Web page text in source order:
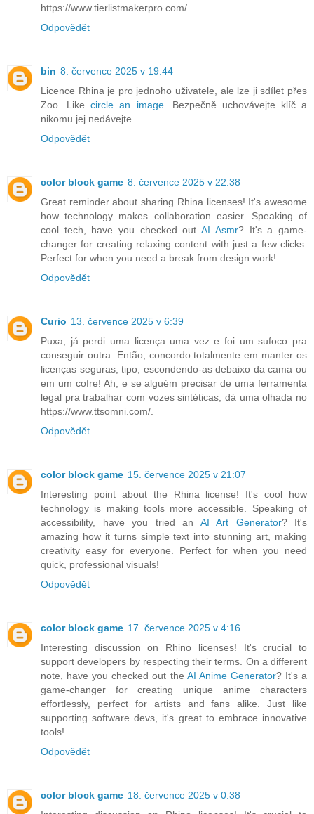
https://www.tierlistmakerpro.com/.
Odpovědět
bin 8. července 2025 v 19:44
Licence Rhina je pro jednoho uživatele, ale lze ji sdílet přes
Zoo. Likecircle an image. Bezpečně uchovávejte klíč a
nikomu jej nedávejte.
Odpovědět
color block game 8. července 2025 v 22:38
Great reminder about sharing Rhina licenses! It's awesome
how technology makes collaboration easier. Speaking of
cool tech, have you checked outAI Asmr? It's a game-
changer for creating relaxing content with just a few clicks.
Perfect for when you need a break from design work!
Odpovědět
Curio 13. července 2025 v 6:39
Puxa, já perdi uma licença uma vez e foi um sufoco pra
conseguir outra. Então, concordo totalmente em manter os
licenças seguras, tipo, escondendo-as debaixo da cama ou
em um cofre! Ah, e se alguém precisar de uma ferramenta
legal pra trabalhar com vozes sintéticas, dá uma olhada no
https://www.ttsomni.com/.
Odpovědět
color block game 15. července 2025 v 21:07
Interesting point about the Rhina license! It's cool how
technology is making tools more accessible. Speaking of
accessibility, have you tried an AI Art Generator? It's
amazing how it turns simple text into stunning art, making
creativity easy for everyone. Perfect for when you need
quick, professional visuals!
Odpovědět
color block game 17. července 2025 v 4:16
Interesting discussion on Rhino licenses! It's crucial to
support developers by respecting their terms. On a different
note, have you checked out the AI Anime Generator? It's a
game-changer for creating unique anime characters
effortlessly, perfect for artists and fans alike. Just like
supporting software devs, it's great to embrace innovative
tools!
Odpovědět
color block game 18. července 2025 v 0:38